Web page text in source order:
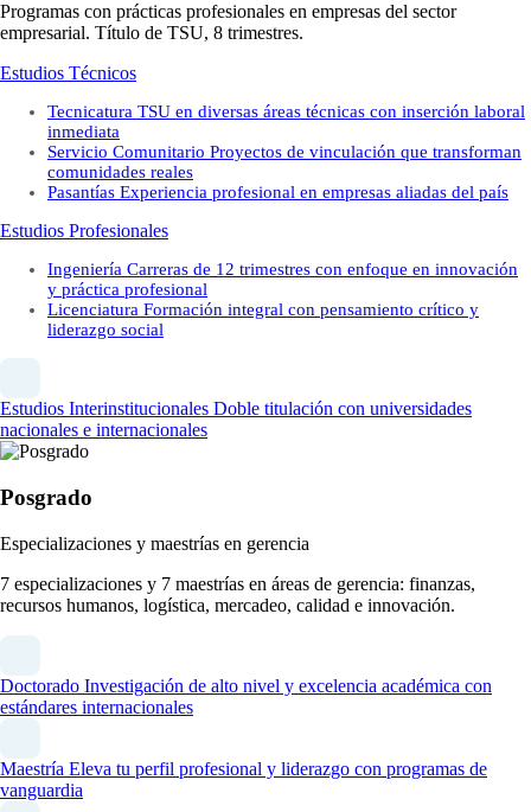
Programas con prácticas profesionales en empresas del sector
empresarial. Título de TSU, 8 trimestres.
Estudios Técnicos
Tecnicatura TSU en diversas áreas técnicas con inserción laboral
inmediata
Servicio Comunitario Proyectos de vinculación que transforman
comunidades reales
Pasantías Experiencia profesional en empresas aliadas del país
Estudios Profesionales
Ingeniería Carreras de 12 trimestres con enfoque en innovación
y práctica profesional
Licenciatura Formación integral con pensamiento crítico y
liderazgo social
Estudios Interinstitucionales Doble titulación con universidades
nacionales e internacionales
Posgrado
Especializaciones y maestrías en gerencia
7 especializaciones y 7 maestrías en áreas de gerencia: finanzas,
recursos humanos, logística, mercadeo, calidad e innovación.
Doctorado Investigación de alto nivel y excelencia académica con
estándares internacionales
Maestría Eleva tu perfil profesional y liderazgo con programas de
vanguardia